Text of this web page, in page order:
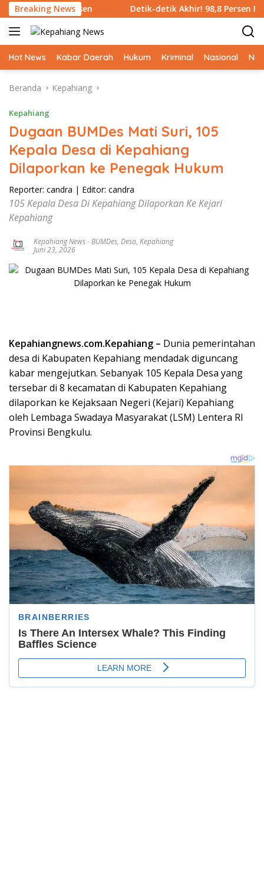
Langsung
ke
konten
Breaking News
Persen Detik-detik Akhir! 98,8 Persen Rampung,
Hot News Kabar Daerah Hukum Kriminal Nasional
Beranda Kepahiang
Kepahiang
Dugaan BUMDes Mati Suri, 105
Kepala Desa di Kepahiang
Dilaporkan ke Penegak Hukum
Reporter: candra | Editor: candra
105 Kepala Desa Di Kepahiang Dilaporkan Ke Kejari
Kepahiang
Kepahiang News-BUMDes, Desa, Kepahiang
Juni 23, 2026
Kepahiangnews.com.Kepahiang – Dunia pemerintahan
desa di Kabupaten Kepahiang mendadak diguncang
kabar mengejutkan. Sebanyak 105 Kepala Desa yang
tersebar di 8 kecamatan di Kabupaten Kepahiang
dilaporkan ke Kejaksaan Negeri (Kejari) Kepahiang
oleh Lembaga Swadaya Masyarakat (LSM) Lentera RI
Provinsi Bengkulu.